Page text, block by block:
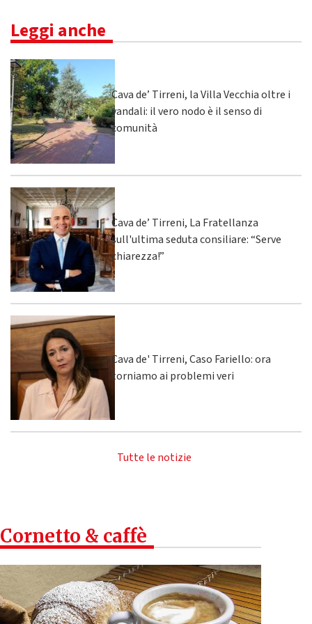
Leggi anche
Cava de’ Tirreni, la Villa Vecchia oltre i
vandali: il vero nodo è il senso di
comunità
Cava de’ Tirreni, La Fratellanza
sull'ultima seduta consiliare: “Serve
chiarezza!”
Cava de' Tirreni, Caso Fariello: ora
torniamo ai problemi veri
Tutte le notizie
Cornetto & caffè